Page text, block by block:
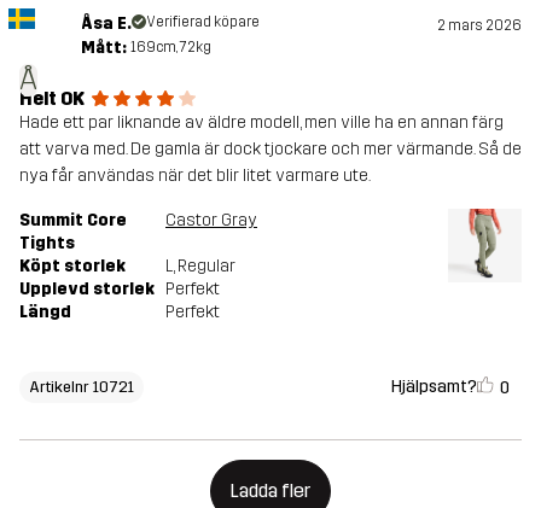
Å
Åsa E. Verifierad köpare 2 mars 2026
Mått: 169cm, 72kg
Helt OK
Hade ett par liknande av äldre modell, men ville ha en annan färg
att varva med. De gamla är dock tjockare och mer värmande. Så de
nya får användas när det blir litet varmare ute.
Summit Core
Tights
Castor Gray
Köpt storlek L, Regular
Upplevd storlek Perfekt
Längd
Perfekt
Artikelnr 10721 Hjälpsamt? 0
Ladda fler